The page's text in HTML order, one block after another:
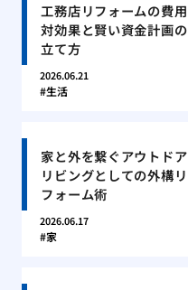
工務店リフォームの費用
対効果と賢い資金計画の
立て方
2026.06.21
生活
家と外を繋ぐアウトドア
リビングとしての外構リ
フォーム術
2026.06.17
家